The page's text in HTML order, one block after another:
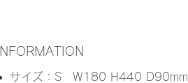
INFORMATION
サイズ：S W180 H440